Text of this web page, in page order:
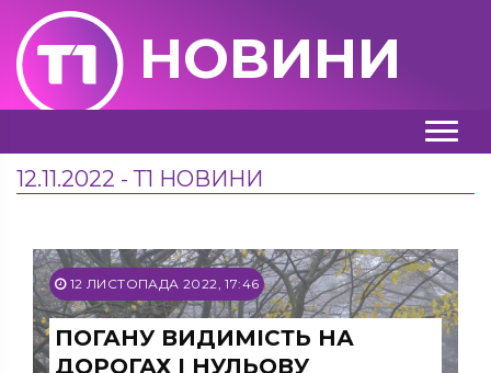
НОВИНИ
12.11.2022 - Т1 НОВИНИ
12 ЛИСТОПАДА 2022, 17:46
ПОГАНУ ВИДИМІСТЬ НА
ДОРОГАХ І НУЛЬОВУ